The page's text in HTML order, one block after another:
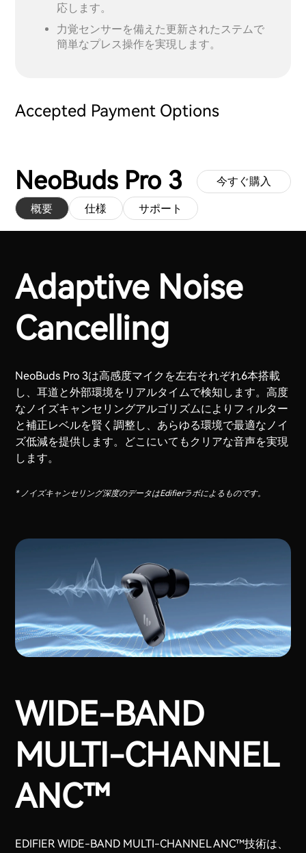
応します。
力覚センサーを備えた更新されたステムで
簡単なプレス操作を実現します。
Accepted Payment Options
NeoBuds Pro 3
概要 仕様 サポート
今すぐ購入
Adaptive Noise
Cancelling
NeoBuds Pro 3は高感度マイクを左右それぞれ6本搭載
し、耳道と外部環境をリアルタイムで検知します。高度
なノイズキャンセリングアルゴリズムによりフィルター
と補正レベルを賢く調整し、あらゆる環境で最適なノイ
ズ低減を提供します。どこにいてもクリアな音声を実現
します。
* ノイズキャンセリング深度のデータはEdifierラボによるものです。
WIDE-BAND
MULTI-CHANNEL
ANC™
EDIFIER WIDE-BAND MULTI-CHANNEL ANC™技術は、